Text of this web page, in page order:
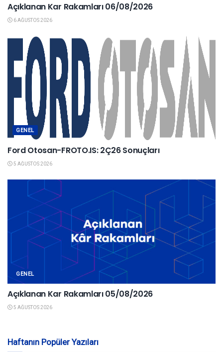
Açıklanan Kar Rakamları 06/08/2026
6 AĞUSTOS 2026
GENEL
Ford Otosan-FROTO.IS: 2Ç26 Sonuçları
5 AĞUSTOS 2026
GENEL
Açıklanan Kar Rakamları 05/08/2026
5 AĞUSTOS 2026
Haftanın Popüler Yazıları